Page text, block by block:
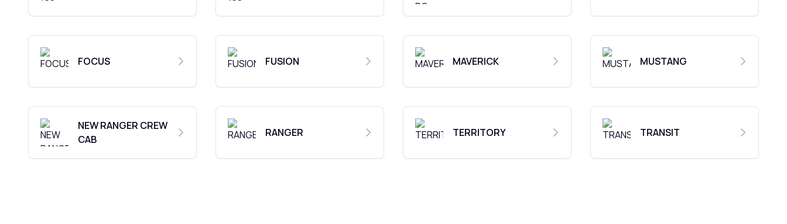
FOCUS FUSION MAVERICK MUSTANG
NEW RANGER CREW
CAB
RANGER TERRITORY TRANSIT